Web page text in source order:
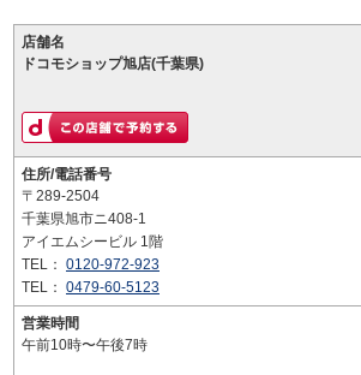
店舗名
ドコモショップ旭店(千葉県)
住所/電話番号
〒289-2504
千葉県旭市ニ408-1
アイエムシービル 1階
TEL： 0120-972-923
TEL： 0479-60-5123
営業時間
午前10時〜午後7時